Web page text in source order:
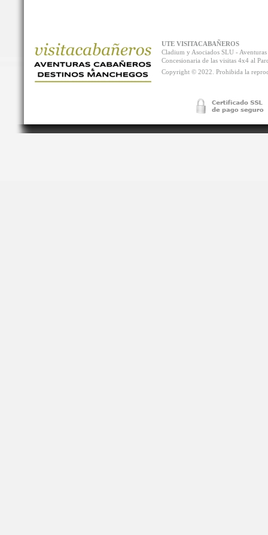
UTE VISITACABAÑEROS
Cladium y Asociados SLU -
Concesionaria de las visitas 4x4 al
Copyright © 2022. Prohibida la